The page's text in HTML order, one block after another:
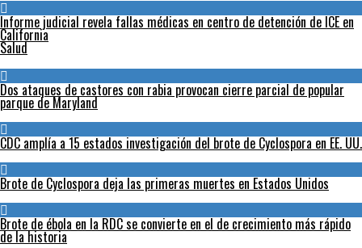
Informe judicial revela fallas médicas en centro de detención de ICE en
California
Salud
Dos ataques de castores con rabia provocan cierre parcial de popular
parque de Maryland
CDC amplía a 15 estados investigación del brote de Cyclospora en EE. UU.
Brote de Cyclospora deja las primeras muertes en Estados Unidos
Brote de ébola en la RDC se convierte en el de crecimiento más rápido
de la historia